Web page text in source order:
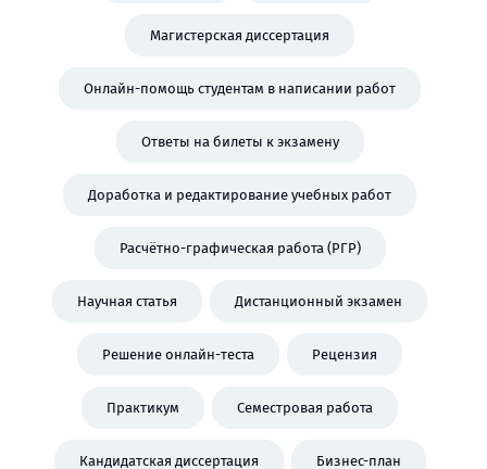
Магистерская диссертация
Онлайн-помощь студентам в написании работ
Ответы на билеты к экзамену
Доработка и редактирование учебных работ
Расчётно-графическая работа (РГР)
Научная статья Дистанционный экзамен
Решение онлайн-теста Рецензия
Практикум Семестровая работа
Кандидатская диссертация Бизнес-план